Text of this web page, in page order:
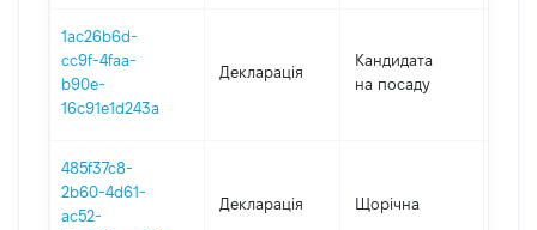
1ac26b6d-
cc9f-4faa-
b90e-
16c91e1d243a
Декларація
Кандидата
на посаду
485f37c8-
2b60-4d61-
ac52-
Декларація Щорічна